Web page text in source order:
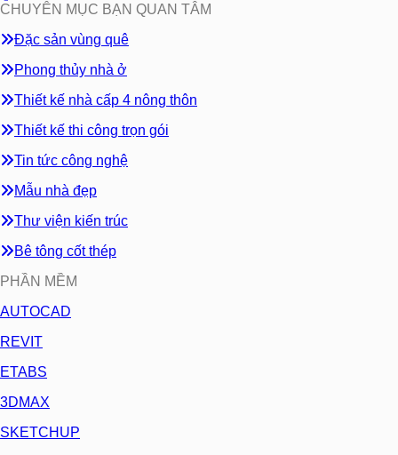
CHUYÊN MỤC BẠN QUAN TÂM
Đặc sản vùng quê
Phong thủy nhà ở
Thiết kế nhà cấp 4 nông thôn
Thiết kế thi công trọn gói
Tin tức công nghệ
Mẫu nhà đẹp
Thư viện kiến trúc
Bê tông cốt thép
PHẦN MỀM
AUTOCAD
REVIT
ETABS
3DMAX
SKETCHUP